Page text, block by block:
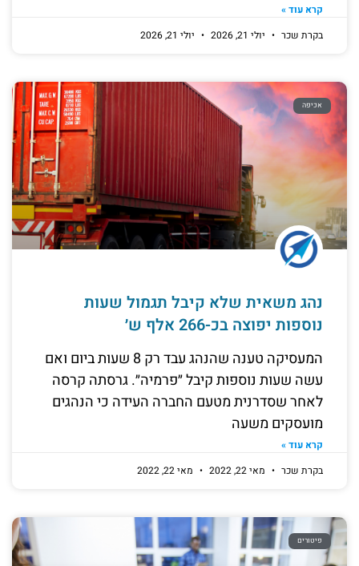
קרא עוד »
בקרת שכר
יולי 21, 2026 יולי 21, 2026
אכיפה
נהג משאית שלא קיבל תגמול שעות
נוספות יפוצה בכ-266 אלף ש׳
המעסיקה טענה שהנהג עבד רק 8 שעות ביום ואם
עשה שעות נוספות קיבל ״פרמיה״. גרסתה קרסה
לאחר שסדרנית מטעם החברה העידה כי הנהגים
מועסקים משעה
קרא עוד »
בקרת שכר
מאי 22, 2022 מאי 22, 2022
פיטורים